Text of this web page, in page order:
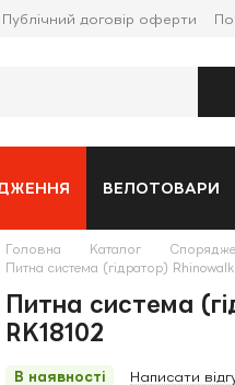
Публічний договір оферти
ВЕЛОТОВАРИ
Головна Каталог
Питна система (гідратор)
Питна система
RK18102
В наявності Написати